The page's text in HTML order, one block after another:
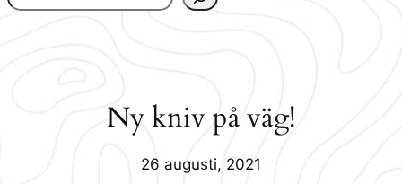
Ny kniv på väg!
26 augusti, 2021